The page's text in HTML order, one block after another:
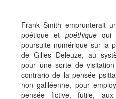
Frank Smith emprunterait
poétique et poéthiquequi
poursuite numérique sur la
de Gilles Deleuze, au
pour une sorte de
contrario de la pensée
non galiléenne, pour
pensée fictive, futile, aux